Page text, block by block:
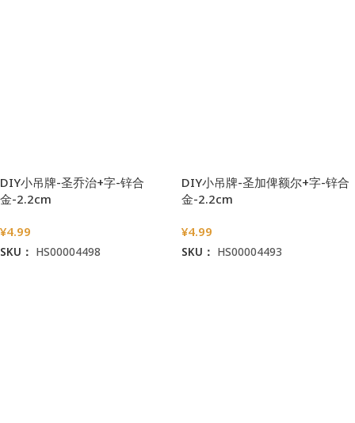
DIY小吊牌-圣乔治+字-锌合
金-2.2cm
¥4.99
SKU： HS00004498
DIY小吊牌-圣加俾额尔+字-锌合
金-2.2cm
¥4.99
SKU： HS00004493